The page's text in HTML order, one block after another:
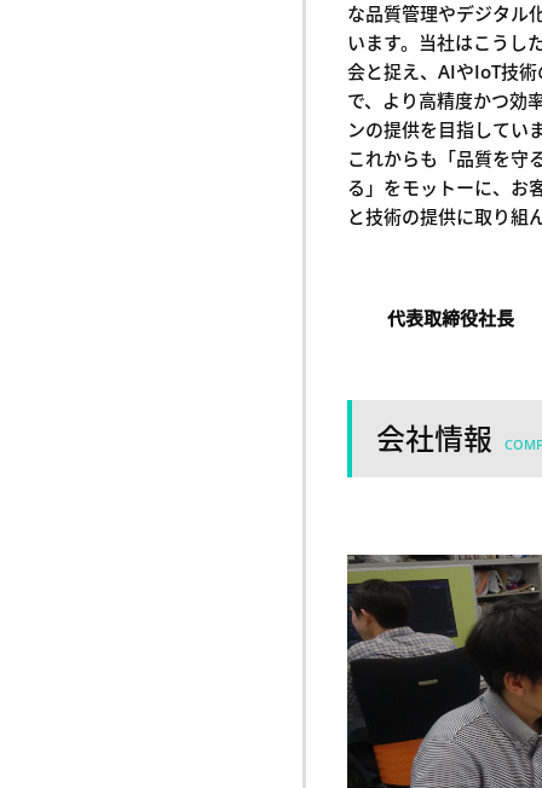
な品質管理やデジタル
います。当社はこうし
会と捉え、AIやIoT技
で、より高精度かつ効
ンの提供を目指してい
これからも「品質を守
る」をモットーに、お
と技術の提供に取り組
代表取締役社長
会社情報